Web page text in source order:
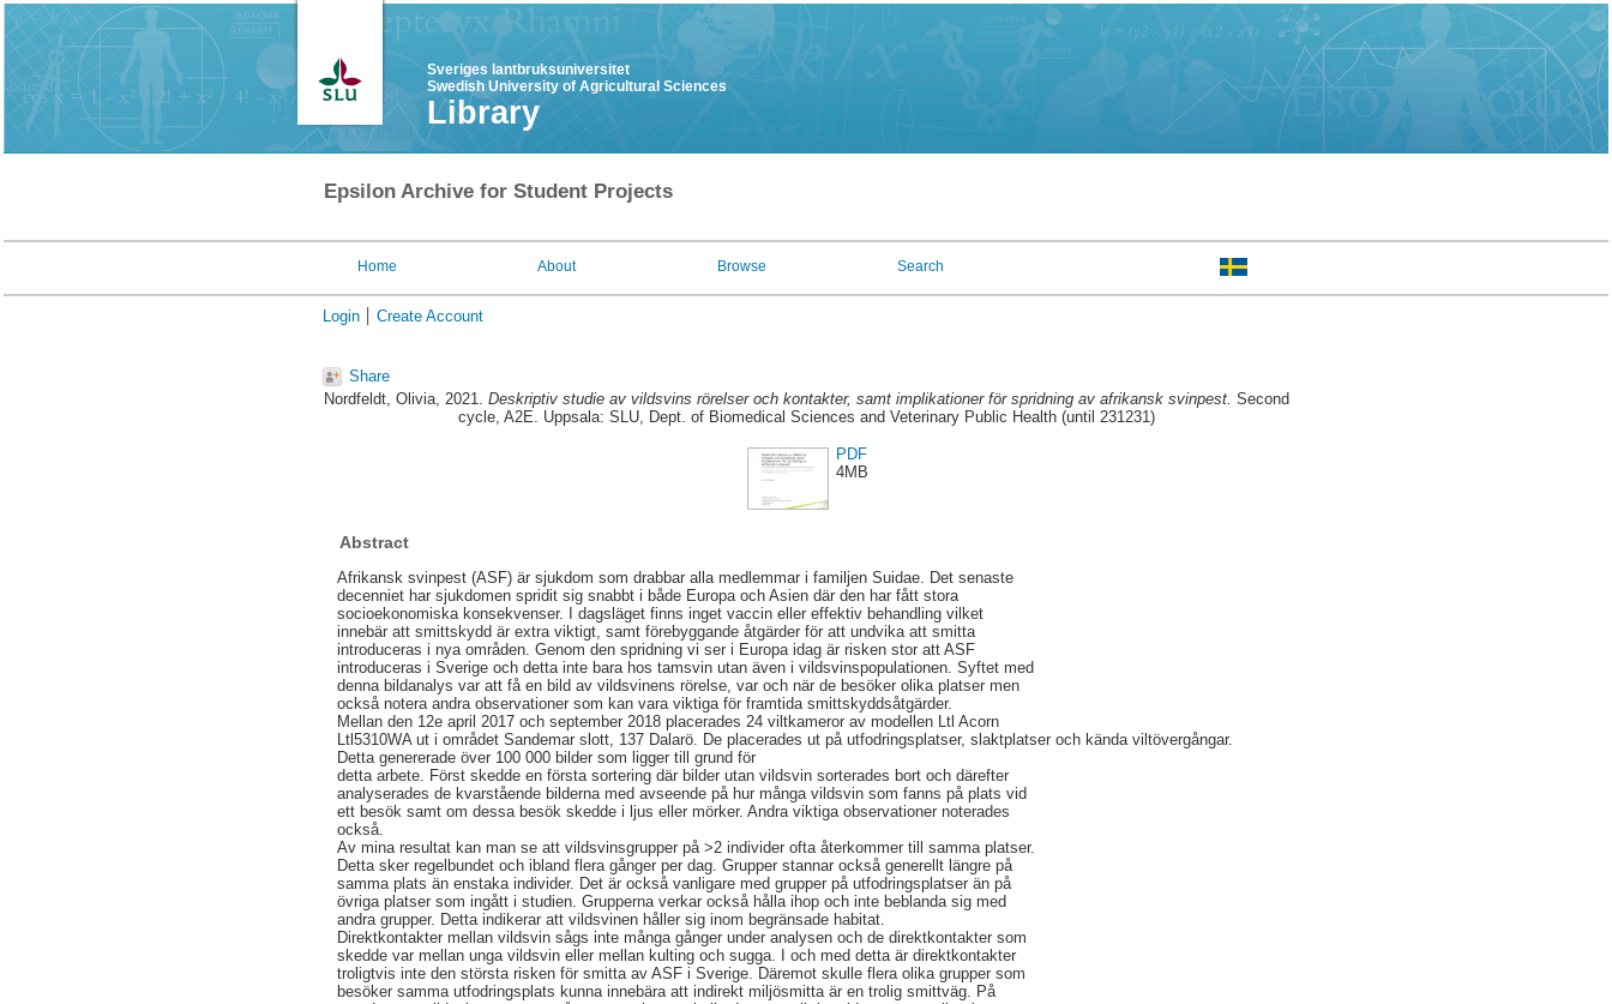
Sveriges lantbruksuniversitet
Swedish University of Agricultural Sciences
Library
Epsilon Archive for Student Projects
Home About Browse Search
Login Create Account
Share
Nordfeldt, Olivia, 2021. Deskriptiv studie av vildsvins rörelser och kontakter, samt implikationer för spridning av afrikansk svinpest. Second
cycle, A2E. Uppsala: SLU, Dept. of Biomedical Sciences and Veterinary Public Health (until 231231)
PDF
4MB
Abstract
Afrikansk svinpest (ASF) är sjukdom som drabbar alla medlemmar i familjen Suidae. Det senaste
decenniet har sjukdomen spridit sig snabbt i både Europa och Asien där den har fått stora
socioekonomiska konsekvenser. I dagsläget finns inget vaccin eller effektiv behandling vilket
innebär att smittskydd är extra viktigt, samt förebyggande åtgärder för att undvika att smitta
introduceras i nya områden. Genom den spridning vi ser i Europa idag är risken stor att ASF
introduceras i Sverige och detta inte bara hos tamsvin utan även i vildsvinspopulationen. Syftet med
denna bildanalys var att få en bild av vildsvinens rörelse, var och när de besöker olika platser men
också notera andra observationer som kan vara viktiga för framtida smittskyddsåtgärder.
Mellan den 12e april 2017 och september 2018 placerades 24 viltkameror av modellen Ltl Acorn
Ltl5310WA ut i området Sandemar slott, 137 Dalarö. De placerades ut på utfodringsplatser, slaktplatser och kända viltövergångar.
Detta genererade över 100 000 bilder som ligger till grund för
detta arbete. Först skedde en första sortering där bilder utan vildsvin sorterades bort och därefter
analyserades de kvarstående bilderna med avseende på hur många vildsvin som fanns på plats vid
ett besök samt om dessa besök skedde i ljus eller mörker. Andra viktiga observationer noterades
också.
Av mina resultat kan man se att vildsvinsgrupper på >2 individer ofta återkommer till samma platser.
Detta sker regelbundet och ibland flera gånger per dag. Grupper stannar också generellt längre på
samma plats än enstaka individer. Det är också vanligare med grupper på utfodringsplatser än på
övriga platser som ingått i studien. Grupperna verkar också hålla ihop och inte beblanda sig med
andra grupper. Detta indikerar att vildsvinen håller sig inom begränsade habitat.
Direktkontakter mellan vildsvin sågs inte många gånger under analysen och de direktkontakter som
skedde var mellan unga vildsvin eller mellan kulting och sugga. I och med detta är direktkontakter
troligtvis inte den största risken för smitta av ASF i Sverige. Däremot skulle flera olika grupper som
besöker samma utfodringsplats kunna innebära att indirekt miljösmitta är en trolig smittväg. På